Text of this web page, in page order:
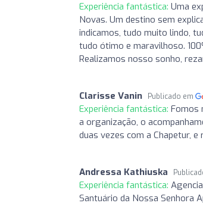
Experiência fantástica: Uma
Novas. Um destino sem
indicamos, tudo muito lindo,
tudo ótimo e maravilhoso.
Realizamos nosso sonho,
Clarisse Vanin Publicado em
Experiência fantástica: Fomos
a organização, o
duas vezes com a Chapetur,
Andressa Kathiuska
Experiência fantástica:
Santuário da Nossa Senhora